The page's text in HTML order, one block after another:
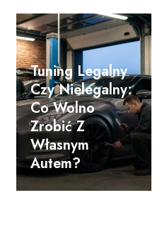
Tuning Legalny
Czy Nielegalny:
Co Wolno
Zrobić Z
Własnym
Autem?